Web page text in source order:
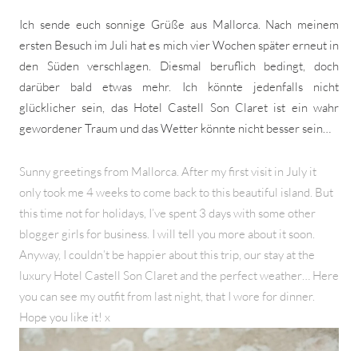
Ich sende euch sonnige Grüße aus Mallorca. Nach meinem
ersten Besuch im Juli hat es mich vier Wochen später erneut in
den Süden verschlagen. Diesmal beruflich bedingt, doch
darüber bald etwas mehr. Ich könnte jedenfalls nicht
glücklicher sein, das Hotel Castell Son Claret ist ein wahr
gewordener Traum und das Wetter könnte nicht besser sein…
Sunny greetings from Mallorca. After my first visit in July it
only took me 4 weeks to come back to this beautiful island. But
this time not for holidays, I’ve spent 3 days with some other
blogger girls for business. I will tell you more about it soon.
Anyway, I couldn’t be happier about this trip, our stay at the
luxury Hotel Castell Son Claret and the perfect weather… Here
you can see my outfit from last night, that I wore for dinner.
Hope you like it! x